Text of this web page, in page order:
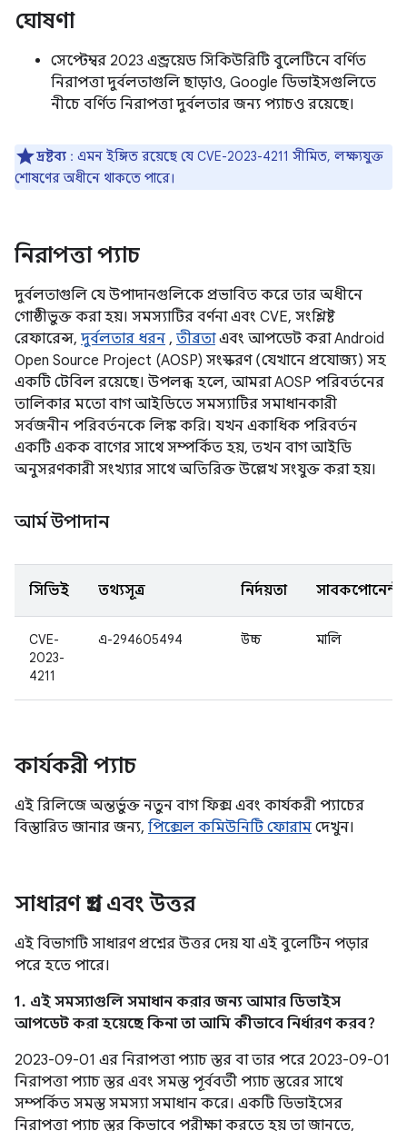
ঘোষণা
সেপ্টেম্বর 2023 এন্ড্রয়েড সিকিউরিটি বুলেটিনে বর্ণিত
নিরাপত্তা দুর্বলতাগুলি ছাড়াও, Google ডিভাইসগুলিতে
নীচে বর্ণিত নিরাপত্তা দুর্বলতার জন্য প্যাচও রয়েছে।
দ্রষ্টব্য : এমন ইঙ্গিত রয়েছে যে CVE-2023-4211 সীমিত, লক্ষ্যযুক্ত
শোষণের অধীনে থাকতে পারে।
নিরাপত্তা প্যাচ
দুর্বলতাগুলি যে উপাদানগুলিকে প্রভাবিত করে তার অধীনে
গোষ্ঠীভুক্ত করা হয়। সমস্যাটির বর্ণনা এবং CVE, সংশ্লিষ্ট
রেফারেন্স, দুর্বলতার ধরন , তীব্রতাএবং আপডেট করা Android
Open Source Project (AOSP) সংস্করণ (যেখানে প্রযোজ্য) সহ
একটি টেবিল রয়েছে। উপলব্ধ হলে, আমরা AOSP পরিবর্তনের
তালিকার মতো বাগ আইডিতে সমস্যাটির সমাধানকারী
সর্বজনীন পরিবর্তনকে লিঙ্ক করি। যখন একাধিক পরিবর্তন
একটি একক বাগের সাথে সম্পর্কিত হয়, তখন বাগ আইডি
অনুসরণকারী সংখ্যার সাথে অতিরিক্ত উল্লেখ সংযুক্ত করা হয়।
আর্ম উপাদান
সিভিই তথ্যসূত্র নির্দয়তা সাবকম্পোনেন্ট
CVE-
2023-
4211
এ-294605494 উচ্চ মালি
কার্যকরী প্যাচ
এই রিলিজে অন্তর্ভুক্ত নতুন বাগ ফিক্স এবং কার্যকরী প্যাচের
বিস্তারিত জানার জন্য, পিক্সেল কমিউনিটি ফোরাম দেখুন।
সাধারণ প্রশ্ন এবং উত্তর
এই বিভাগটি সাধারণ প্রশ্নের উত্তর দেয় যা এই বুলেটিন পড়ার
পরে হতে পারে।
1. এই সমস্যাগুলি সমাধান করার জন্য আমার ডিভাইস
আপডেট করা হয়েছে কিনা তা আমি কীভাবে নির্ধারণ করব?
2023-09-01 এর নিরাপত্তা প্যাচ স্তর বা তার পরে 2023-09-01
নিরাপত্তা প্যাচ স্তর এবং সমস্ত পূর্ববর্তী প্যাচ স্তরের সাথে
সম্পর্কিত সমস্ত সমস্যা সমাধান করে। একটি ডিভাইসের
নিরাপত্তা প্যাচ স্তর কিভাবে পরীক্ষা করতে হয় তা জানতে,